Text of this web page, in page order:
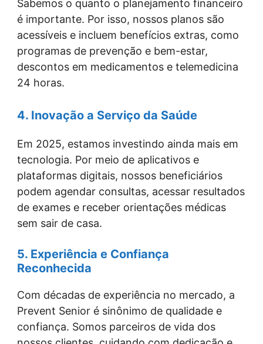
Sabemos o quanto o planejamento financeiro
é importante. Por isso, nossos planos são
acessíveis e incluem benefícios extras, como
programas de prevenção e bem-estar,
descontos em medicamentos e telemedicina
24 horas.
4. Inovação a Serviço da Saúde
Em 2025, estamos investindo ainda mais em
tecnologia. Por meio de aplicativos e
plataformas digitais, nossos beneficiários
podem agendar consultas, acessar resultados
de exames e receber orientações médicas
sem sair de casa.
5. Experiência e Confiança
Reconhecida
Com décadas de experiência no mercado, a
Prevent Senior é sinônimo de qualidade e
confiança. Somos parceiros de vida dos